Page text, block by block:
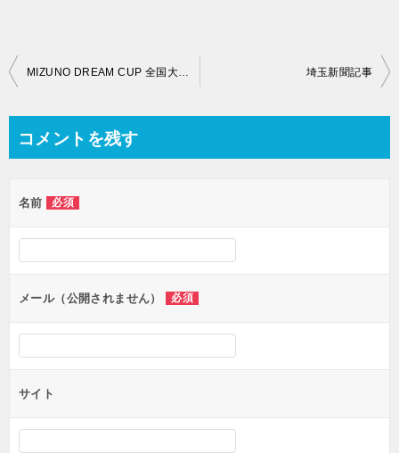
投
ビ
ー
シ
ョ
ン
埼玉新聞記事
コメントを残す
名前 必須
メール（公開されません） 必須
サイト